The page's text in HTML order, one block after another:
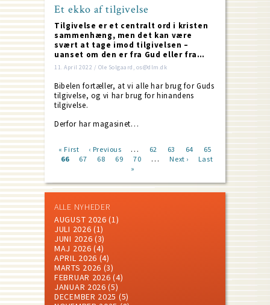
Et ekko af tilgivelse
Tilgivelse er et centralt ord i kristen
sammenhæng, men det kan være
svært at tage imod tilgivelsen –
uanset om den er fra Gud eller fra…
11. April 2022 / Ole Solgaard, os@dlm.dk
Bibelen fortæller, at vi alle har brug for Guds
tilgivelse, og vi har brug for hinandens
tilgivelse.
Derfor har magasinet…
Pagination
First
page
« First
Previous
page
‹ Previous … Page
62 Page
63 Page
64 Page
65
Current
66 Page
67 Page
68 Page
69 Page
70 …
Next
Next ›
Last
Last
»
ALLE NYHEDER
AUGUST 2026 (1)
JULI 2026 (1)
JUNI 2026 (3)
MAJ 2026 (4)
APRIL 2026 (4)
MARTS 2026 (3)
FEBRUAR 2026 (4)
JANUAR 2026 (5)
DECEMBER 2025 (5)